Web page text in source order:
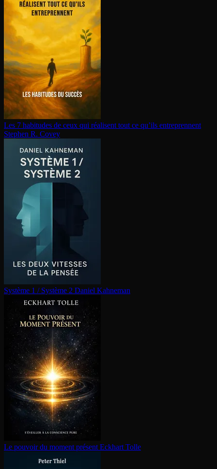
Les 7 habitudes de ceux qui réalisent tout ce qu’ils en­tre­prennent
Stephen R. Covey
Système 1 / Système 2 Daniel Kahneman
Le pouvoir du moment présent Eckhart Tolle